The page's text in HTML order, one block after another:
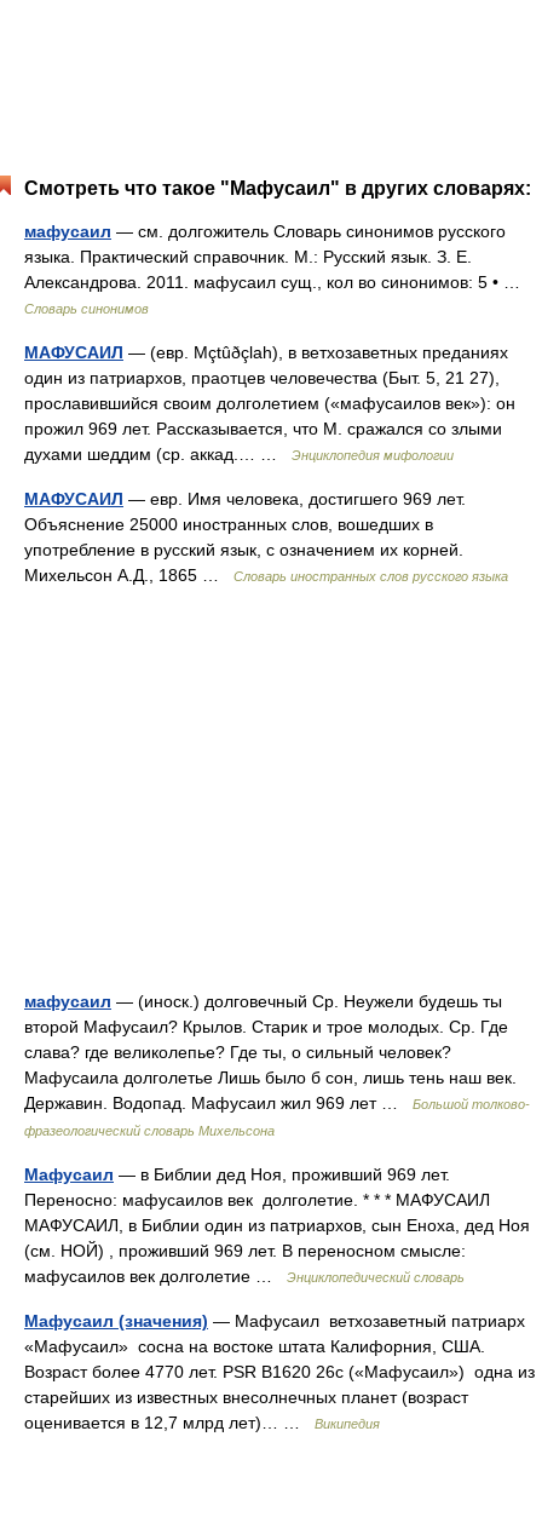
Смотреть что такое "Мафусаил" в других словарях:
мафусаил — см. долгожитель Словарь синонимов русского
языка. Практический справочник. М.: Русский язык. З. Е.
Александрова. 2011. мафусаил сущ., кол во синонимов: 5 • …
Словарь синонимов
МАФУСАИЛ — (евр. Mçtûðçlah), в ветхозаветных преданиях
один из патриархов, праотцев человечества (Быт. 5, 21 27),
прославившийся своим долголетием («мафусаилов век»): он
прожил 969 лет. Рассказывается, что М. сражался со злыми
духами шеддим (ср. аккад.… …
Энциклопедия мифологии
МАФУСАИЛ — евр. Имя человека, достигшего 969 лет.
Объяснение 25000 иностранных слов, вошедших в
употребление в русский язык, с означением их корней.
Михельсон А.Д., 1865 …
Словарь иностранных слов русского языка
мафусаил — (иноск.) долговечный Ср. Неужели будешь ты
второй Мафусаил? Крылов. Старик и трое молодых. Ср. Где
слава? где великолепье? Где ты, о сильный человек?
Мафусаила долголетье Лишь было б сон, лишь тень наш век.
Державин. Водопад. Мафусаил жил 969 лет …
Большой толково-
фразеологический словарь Михельсона
Мафусаил — в Библии дед Ноя, проживший 969 лет.
Переносно: мафусаилов век долголетие. * * * МАФУСАИЛ
МАФУСАИЛ, в Библии один из патриархов, сын Еноха, дед Ноя
(см. НОЙ) , проживший 969 лет. В переносном смысле:
мафусаилов век долголетие …
Энциклопедический словарь
Мафусаил (значения) — Мафусаил ветхозаветный патриарх
«Мафусаил» сосна на востоке штата Калифорния, США.
Возраст более 4770 лет. PSR B1620 26c («Мафусаил») одна из
старейших из известных внесолнечных планет (возраст
оценивается в 12,7 млрд лет)… …
Википедия